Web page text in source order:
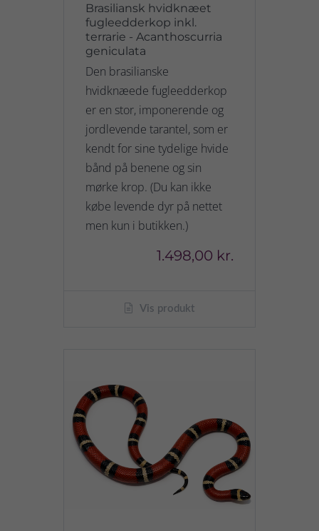
Brasiliansk hvidknæet
fugleedderkop inkl.
terrarie - Acanthoscurria
geniculata
Den brasilianske
hvidknæede fugleedderkop
er en stor, imponerende og
jordlevende tarantel, som er
kendt for sine tydelige hvide
bånd på benene og sin
mørke krop. (Du kan ikke
købe levende dyr på nettet
men kun i butikken.)
1.498,00 kr.
Vis produkt